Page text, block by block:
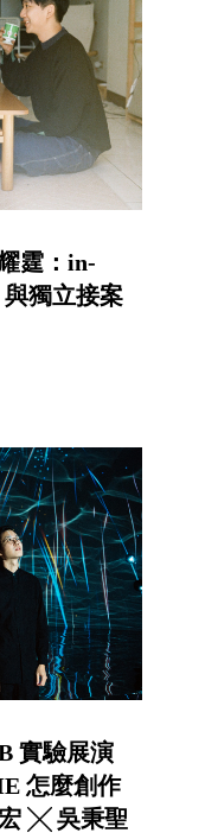
霆：in-
與獨立接案
實驗展演
怎麼創作
╳ 吳秉聖